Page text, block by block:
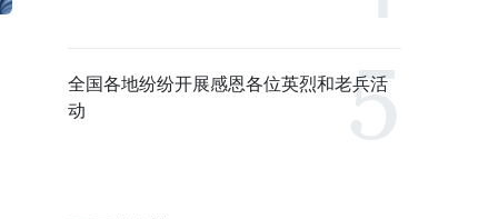
全国各地纷纷开展感恩各位英烈和老兵活
动